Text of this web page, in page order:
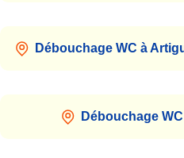
Débouchage WC à
Débouchage